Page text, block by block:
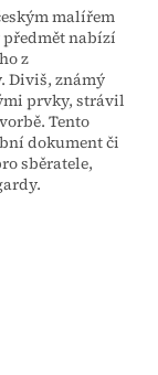
malířem
předmět nabízí
z
Diviš, známý
prvky, strávil
Tento
dokument či
sběratele,